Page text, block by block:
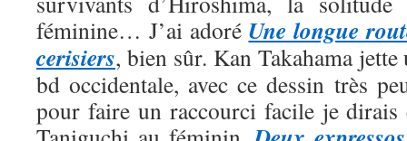
féminine… J’ai adoré Une longue
cerisiers, bien sûr. Kan Takahama
bd occidentale, avec ce dessin très
pour faire un raccourci facile je dirais